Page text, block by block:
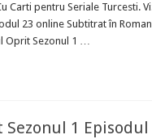
Carti pentru Seriale Turcesti.
23 online Subtitrat în
Oprit Sezonul 1 …
1